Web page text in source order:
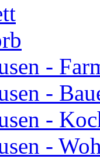
-
-
-
-